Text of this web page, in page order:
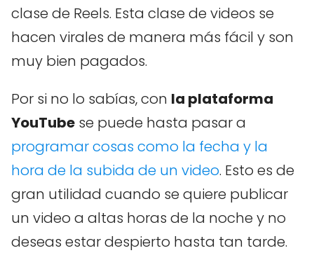
clase de Reels. Esta clase de videos se
hacen virales de manera más fácil y son
muy bien pagados.
Por si no lo sabías, con la plataforma
YouTube se puede hasta pasar a
programar cosas como la fecha y la
hora de la subida de un video. Esto es de
gran utilidad cuando se quiere publicar
un video a altas horas de la noche y no
deseas estar despierto hasta tan tarde.